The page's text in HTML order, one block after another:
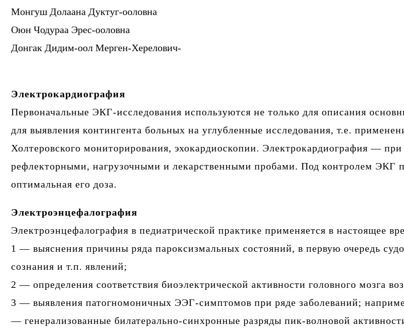
Монгуш Долаана Дуктуг-ооловна
Оюн Чодураа Эрес-ооловна
Донгак Дидим-оол Мерген-Херелович-
Электрокардиография
Первоначальные ЭКГ-исследования используются не только для описания
для выявления контингента больных на углубленные исследования, т.е.
Холтеровского мониторирования, эхокардиоскопии. Электрокардиография —
рефлекторными, нагрузочными и лекарственными пробами. Под контролем ЭКГ
оптимальная его доза.
Электроэнцефалография
Электроэнцефалография в педиатрической практике применяется в настоящее
1 — выяснения причины ряда пароксизмальных состояний, в первую очередь
сознания и т.п. явлений;
2 — определения соответствия биоэлектрической активности головного мозга
3 — выявления патогномоничных ЭЭГ-симптомов при ряде заболеваний;
— генерализованные билатерально-синхронные разряды пик-волновой